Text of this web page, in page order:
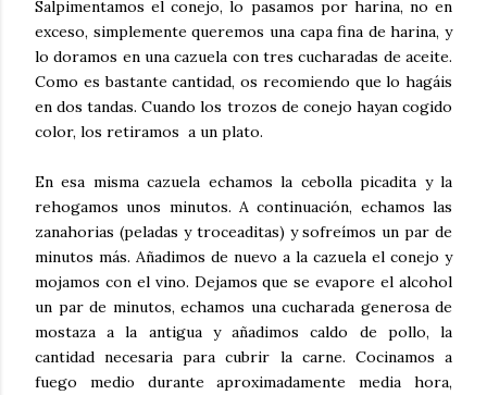
Salpimentamos el conejo, lo pasamos por harina, no en
exceso, simplemente queremos una capa fina de harina, y
lo doramos en una cazuela con tres cucharadas de aceite.
Como es bastante cantidad, os recomiendo que lo hagáis
en dos tandas. Cuando los trozos de conejo hayan cogido
color, los retiramos a un plato.
En esa misma cazuela echamos la cebolla picadita y la
rehogamos unos minutos. A continuación, echamos las
zanahorias (peladas y troceaditas) y sofreímos un par de
minutos más. Añadimos de nuevo a la cazuela el conejo y
mojamos con el vino. Dejamos que se evapore el alcohol
un par de minutos, echamos una cucharada generosa de
mostaza a la antigua y añadimos caldo de pollo, la
cantidad necesaria para cubrir la carne. Cocinamos a
fuego medio durante aproximadamente media hora,